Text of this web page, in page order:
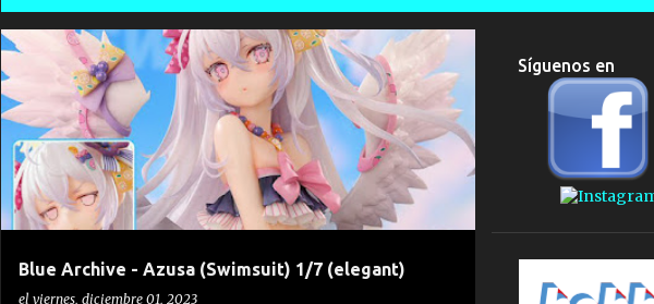
E
n
t
a
d
Blue Archive - Azusa (Swimsuit) 1/7 (elegant)
el viernes, diciembre 01, 2023
BLUE ARCHIVE ELEGANT NAMYO SHIRASU AZUSA Síguenos en